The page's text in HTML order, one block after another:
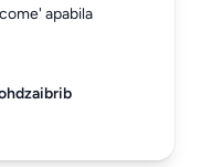
apabila